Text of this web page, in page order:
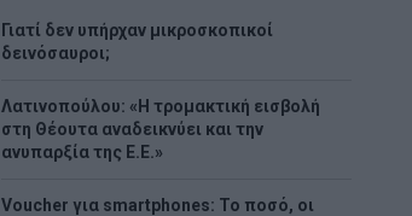
Γιατί δεν υπήρχαν μικροσκοπικοί
δεινόσαυροι;
Λατινοπούλου: «Η τρομακτική εισβολή
στη Θέουτα αναδεικνύει και την
ανυπαρξία της Ε.Ε.»
Voucher για smartphones: Το ποσό, οι